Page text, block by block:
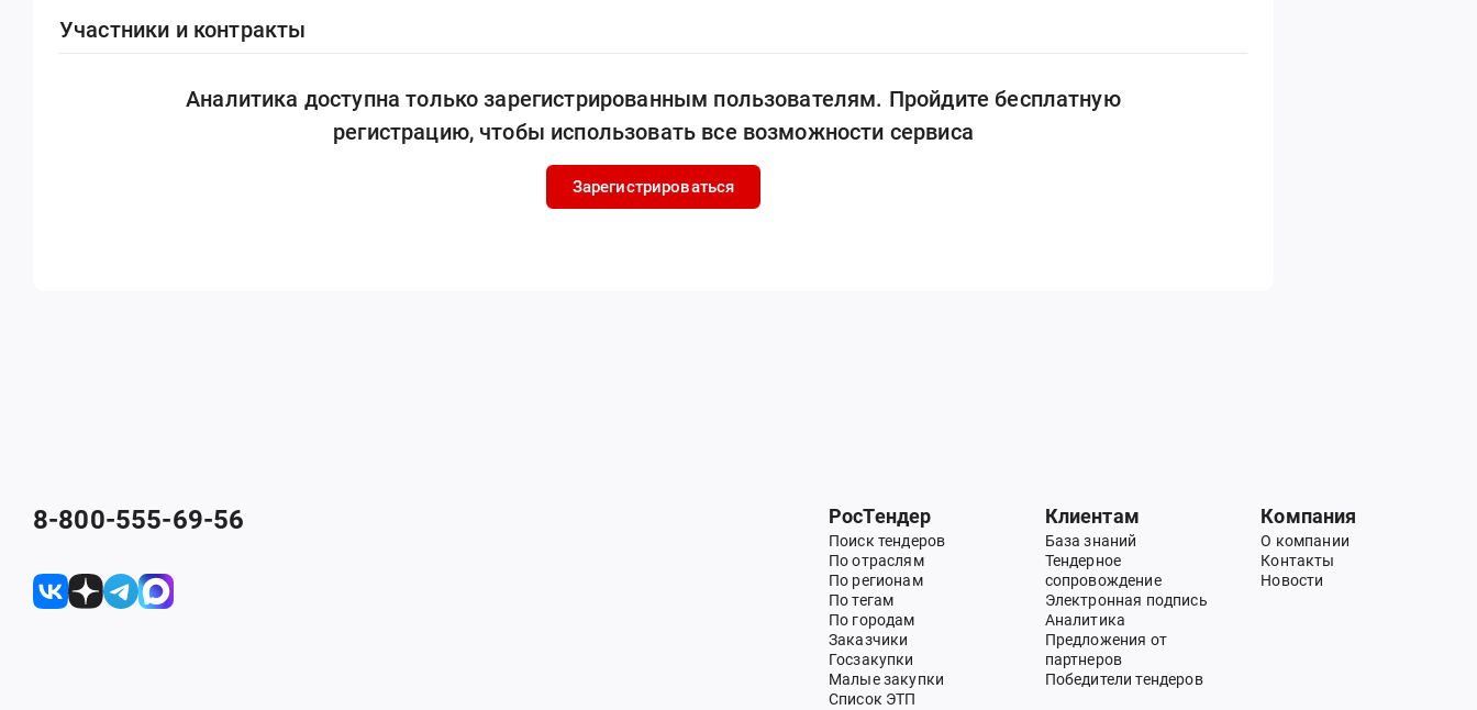
Участники и контракты
Аналитика доступна только зарегистрированным пользователям. Пройдите бесплатную
регистрацию, чтобы использовать все возможности сервиса
Зарегистрироваться
8-800-555-69-56 РосТендер
Поиск тендеров
По отраслям
По регионам
По тегам
По городам
Заказчики
Госзакупки
Малые закупки
Список ЭТП
Клиентам
База знаний
Тендерное
сопровождение
Электронная подпись
Аналитика
Предложения от
партнеров
Победители тендеров
Компания
О компании
Контакты
Новости